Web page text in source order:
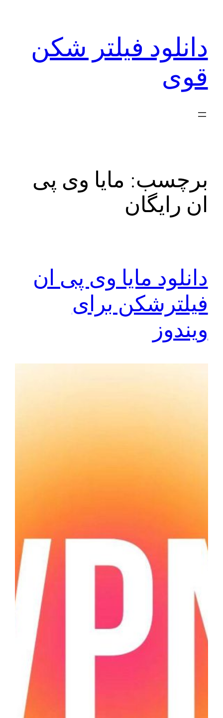
دانلود فیلتر شکن
قوی
برچسب: مایا وی پی
ان رایگان
دانلود مایا وی پی ان
فیلترشکن برای
ویندوز